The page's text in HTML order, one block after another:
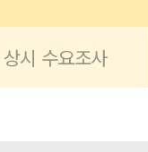
노무정보
시 수요조사